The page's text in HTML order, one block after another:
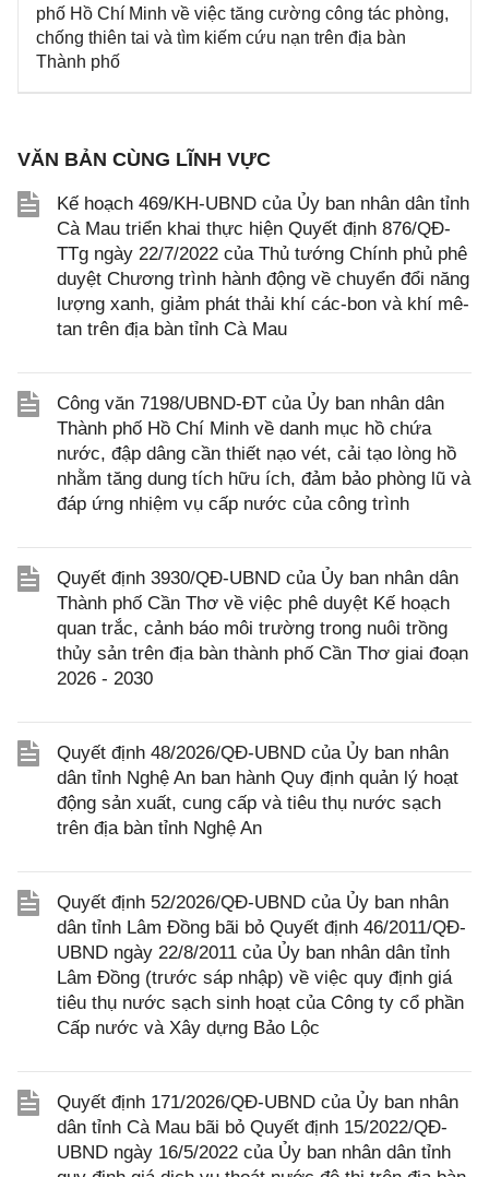
phố Hồ Chí Minh về việc tăng cường công tác phòng,
chống thiên tai và tìm kiếm cứu nạn trên địa bàn
Thành phố
VĂN BẢN CÙNG LĨNH VỰC
Kế hoạch 469/KH-UBND của Ủy ban nhân dân tỉnh
Cà Mau triển khai thực hiện Quyết định 876/QĐ-
TTg ngày 22/7/2022 của Thủ tướng Chính phủ phê
duyệt Chương trình hành động về chuyển đổi năng
lượng xanh, giảm phát thải khí các-bon và khí mê-
tan trên địa bàn tỉnh Cà Mau
Công văn 7198/UBND-ĐT của Ủy ban nhân dân
Thành phố Hồ Chí Minh về danh mục hồ chứa
nước, đập dâng cần thiết nạo vét, cải tạo lòng hồ
nhằm tăng dung tích hữu ích, đảm bảo phòng lũ và
đáp ứng nhiệm vụ cấp nước của công trình
Quyết định 3930/QĐ-UBND của Ủy ban nhân dân
Thành phố Cần Thơ về việc phê duyệt Kế hoạch
quan trắc, cảnh báo môi trường trong nuôi trồng
thủy sản trên địa bàn thành phố Cần Thơ giai đoạn
2026 - 2030
Quyết định 48/2026/QĐ-UBND của Ủy ban nhân
dân tỉnh Nghệ An ban hành Quy định quản lý hoạt
động sản xuất, cung cấp và tiêu thụ nước sạch
trên địa bàn tỉnh Nghệ An
Quyết định 52/2026/QĐ-UBND của Ủy ban nhân
dân tỉnh Lâm Đồng bãi bỏ Quyết định 46/2011/QĐ-
UBND ngày 22/8/2011 của Ủy ban nhân dân tỉnh
Lâm Đồng (trước sáp nhập) về việc quy định giá
tiêu thụ nước sạch sinh hoạt của Công ty cổ phần
Cấp nước và Xây dựng Bảo Lộc
Quyết định 171/2026/QĐ-UBND của Ủy ban nhân
dân tỉnh Cà Mau bãi bỏ Quyết định 15/2022/QĐ-
UBND ngày 16/5/2022 của Ủy ban nhân dân tỉnh